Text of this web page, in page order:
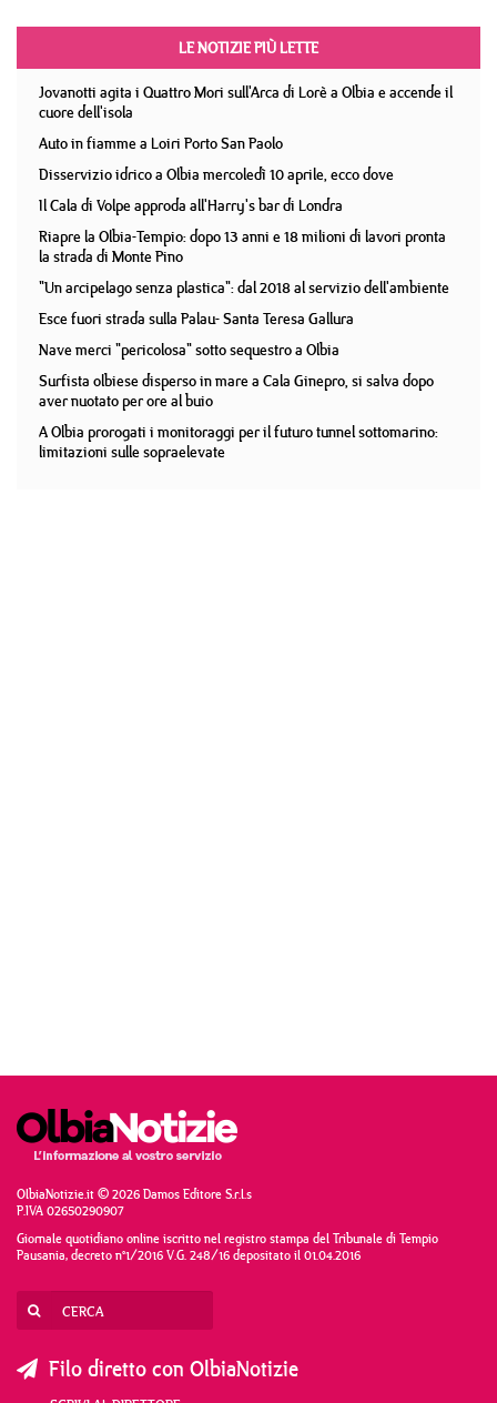
LE NOTIZIE PIÙ LETTE
Jovanotti agita i Quattro Mori sull'Arca di Lorè a Olbia e accende il
cuore dell'isola
Auto in fiamme a Loiri Porto San Paolo
Disservizio idrico a Olbia mercoledì 10 aprile, ecco dove
Il Cala di Volpe approda all'Harry's bar di Londra
Riapre la Olbia-Tempio: dopo 13 anni e 18 milioni di lavori pronta
la strada di Monte Pino
"Un arcipelago senza plastica": dal 2018 al servizio dell'ambiente
Esce fuori strada sulla Palau- Santa Teresa Gallura
Nave merci "pericolosa" sotto sequestro a Olbia
Surfista olbiese disperso in mare a Cala Ginepro, si salva dopo
aver nuotato per ore al buio
A Olbia prorogati i monitoraggi per il futuro tunnel sottomarino:
limitazioni sulle sopraelevate
OlbiaNotizie.it © 2026 Damos Editore S.r.l.s
P.IVA 02650290907
Giornale quotidiano online iscritto nel registro stampa del Tribunale di Tempio
Pausania, decreto n°1/2016 V.G. 248/16 depositato il 01.04.2016
Filo diretto con OlbiaNotizie